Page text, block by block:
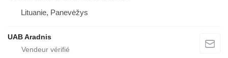
Lituanie, Panevėžys
UAB Aradnis